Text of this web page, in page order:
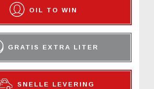
OIL TO WIN
GRATIS EXTRA LITER
SNELLE LEVERING